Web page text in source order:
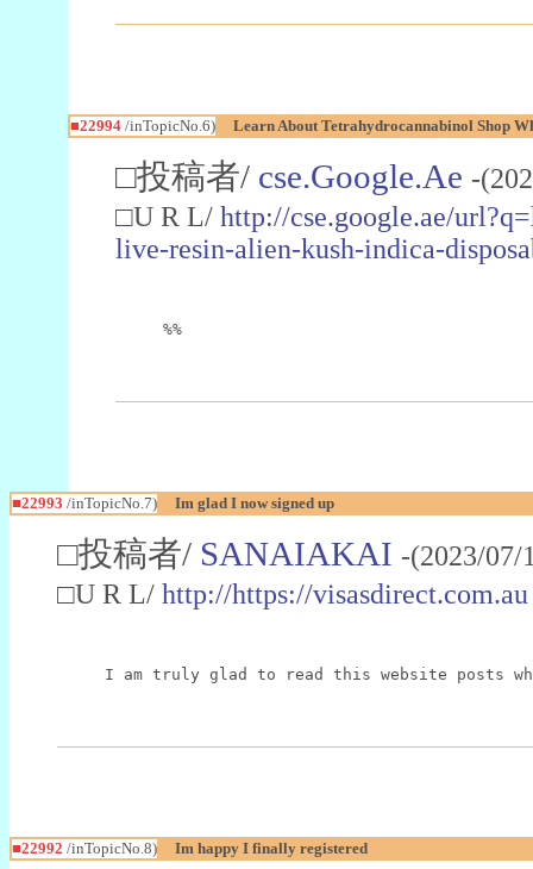
■22994/inTopicNo.6) Learn About Tetrahydrocannabinol Shop
□投稿者/ cse.Google.Ae -
□U R L/ http://cse.google.ae/
live-resin-alien-kush-indica-
%%
■22993 /inTopicNo.7) Im glad I now signed up
□投稿者/ SANAIAKAI -(2023/
□U R L/ http://https://visasdirect.com.au
I am truly glad to read this website posts
■22992 /inTopicNo.8) Im happy I finally registered